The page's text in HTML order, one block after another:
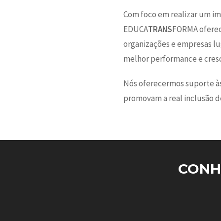
Com foco em realizar um
EDUCATRANSFORMA
organizações e empresas
melhor performance e
Nós oferecermos suporte
promovam a real inclusão